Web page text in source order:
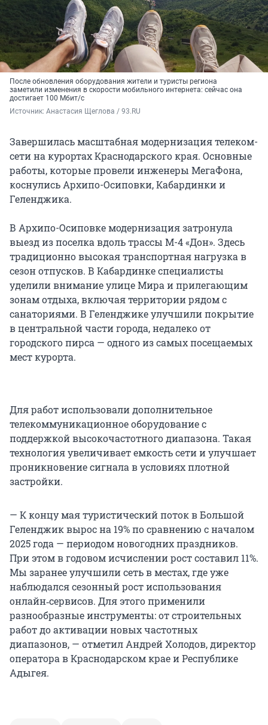
После обновления оборудования жители и туристы региона
заметили изменения в скорости мобильного интернета: сейчас она
достигает 100 Мбит/с
Источник: Анастасия Щеглова / 93.RU
Завершилась масштабная модернизация телеком-
сети на курортах Краснодарского края. Основные
работы, которые провели инженеры МегаФона,
коснулись Архипо-Осиповки, Кабардинки и
Геленджика.
В Архипо-Осиповке модернизация затронула
выезд из поселка вдоль трассы М-4 «Дон». Здесь
традиционно высокая транспортная нагрузка в
сезон отпусков. В Кабардинке специалисты
уделили внимание улице Мира и прилегающим
зонам отдыха, включая территории рядом с
санаториями. В Геленджике улучшили покрытие
в центральной части города, недалеко от
городского пирса — одного из самых посещаемых
мест курорта.
Для работ использовали дополнительное
телекоммуникационное оборудование с
поддержкой высокочастотного диапазона. Такая
технология увеличивает емкость сети и улучшает
проникновение сигнала в условиях плотной
застройки.
— К концу мая туристический поток в Большой
Геленджик вырос на 19% по сравнению с началом
2025 года — периодом новогодних праздников.
При этом в годовом исчислении рост составил 11%.
Мы заранее улучшили сеть в местах, где уже
наблюдался сезонный рост использования
онлайн‑сервисов. Для этого применили
разнообразные инструменты: от строительных
работ до активации новых частотных
диапазонов, — отметил Андрей Холодов, директор
оператора в Краснодарском крае и Республике
Адыгея.